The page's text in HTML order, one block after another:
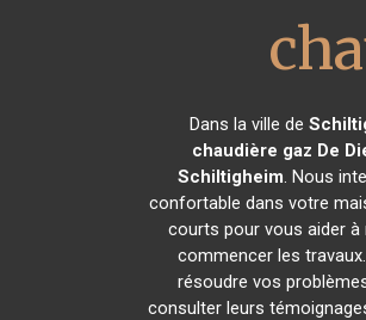
Dans la ville de
chaudière gaz De
Schiltigheim. Nous
confortable dans votre
courts pour vous aider
commencer les
résoudre vos
consulter leurs